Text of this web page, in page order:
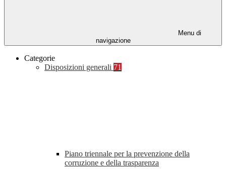
Menu di
navigazione
Categorie
Disposizioni generali 71
Piano triennale per la prevenzione della
corruzione e della trasparenza